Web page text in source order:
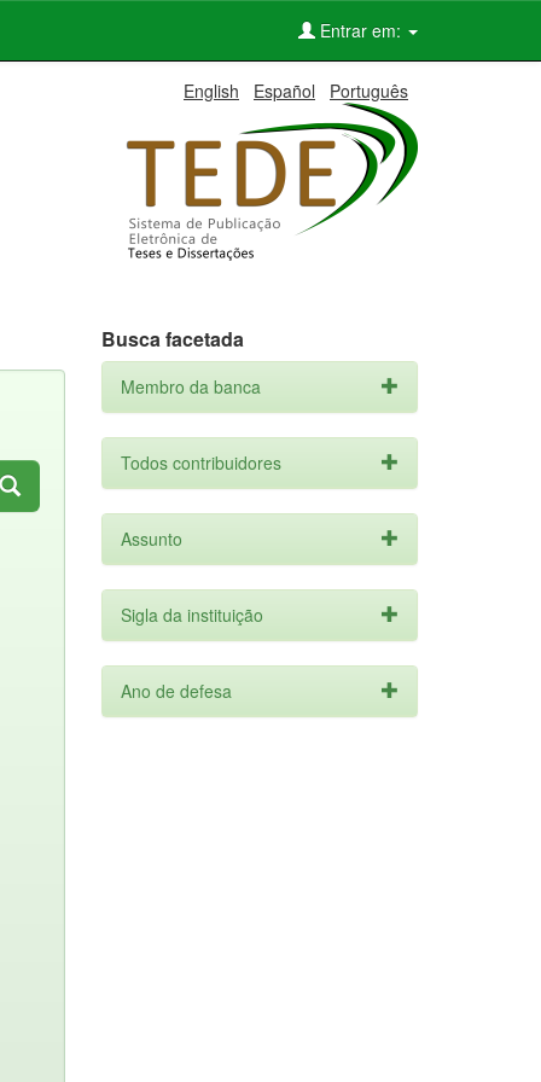
Entrar em:
English Español Português
Busca facetada
Membro da banca
Todos contribuidores
Assunto
Sigla da instituição
Ano de defesa